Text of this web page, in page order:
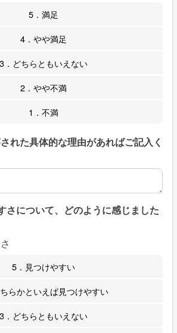
5．満足
4．やや満足
3．どちらともいえない
2．やや不満
1．不満
れた具体的な理由があればご記入く
れた具体的な理由があればご記入くだ
さについて、どのように感じました
5．見つけやすい
らかといえば見つけやすい
3．どちらともいえない